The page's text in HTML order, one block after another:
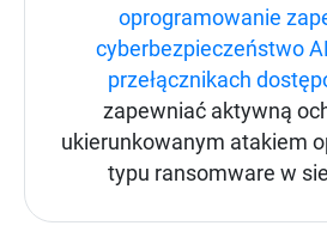
oprogramowanie
cyberbezpieczeństwo
przełącznikach
zapewniać aktywną
ukierunkowanym atakiem
typu ransomware w